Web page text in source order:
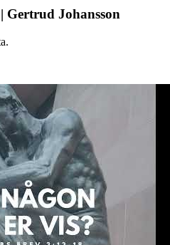
Gertrud Johansson